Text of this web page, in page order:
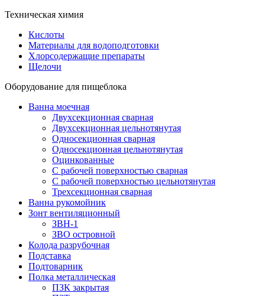
Техническая химия
Кислоты
Материалы для водоподготовки
Хлорсодержащие препараты
Щелочи
Оборудование для пищеблока
Ванна моечная
Двухсекционная сварная
Двухсекционная цельнотянутая
Односекционная сварная
Односекционная цельнотянутая
Оцинкованные
С рабочей поверхностью сварная
С рабочей поверхностью цельнотянутая
Трехсекционная сварная
Ванна рукомойник
Зонт вентиляционный
ЗВН-1
ЗВО островной
Колода разрубочная
Подставка
Подтоварник
Полка металлическая
ПЗК закрытая